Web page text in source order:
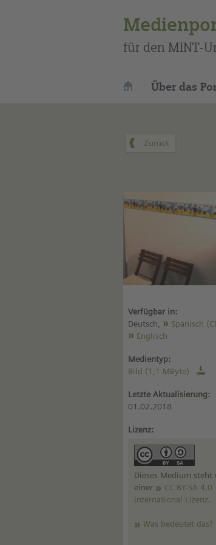
für den MINT-
Über das
Verfügbar in:
Deutsch,
Spanisch
Englisch
Medientyp:
Bild (1,1 MByte)
Letzte Aktualisierung:
01.02.2018
Lizenz:
Dieses Medium steht
einer
CC BY-SA 4.0
international Lizenz.
Was bedeutet das?